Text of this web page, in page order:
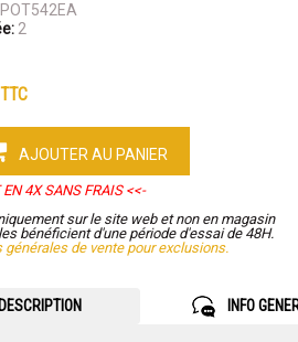
2
TTC
AJOUTER AU PANIER
4X SANS FRAIS <<-
sur le site web et non en magasin
bénéficient d'une période d'essai de 48H.
générales de vente pour exclusions.
DESCRIPTION INFO